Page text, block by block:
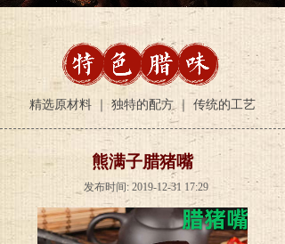
精选原材料 ｜ 独特的配方 ｜ 传统的工艺
熊满子腊猪嘴
发布时间: 2019-12-31 17:29